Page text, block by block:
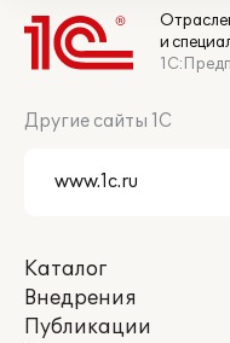
и
Другие сайты 1С
Каталог
Внедрения
Публикации